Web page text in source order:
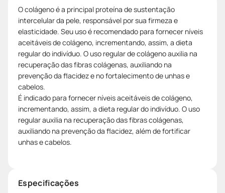
O colágeno é a principal proteína de sustentação
intercelular da pele, responsável por sua firmeza e
elasticidade. Seu uso é recomendado para fornecer níveis
aceitáveis de colágeno, incrementando, assim, a dieta
regular do indivíduo. O uso regular de colágeno auxilia na
recuperação das fibras colágenas, auxiliando na
prevenção da flacidez e no fortalecimento de unhas e
cabelos.
É indicado para fornecer níveis aceitáveis de colágeno,
incrementando, assim, a dieta regular do indivíduo. O uso
regular auxilia na recuperação das fibras colágenas,
auxiliando na prevenção da flacidez, além de fortificar
unhas e cabelos.
Especificações